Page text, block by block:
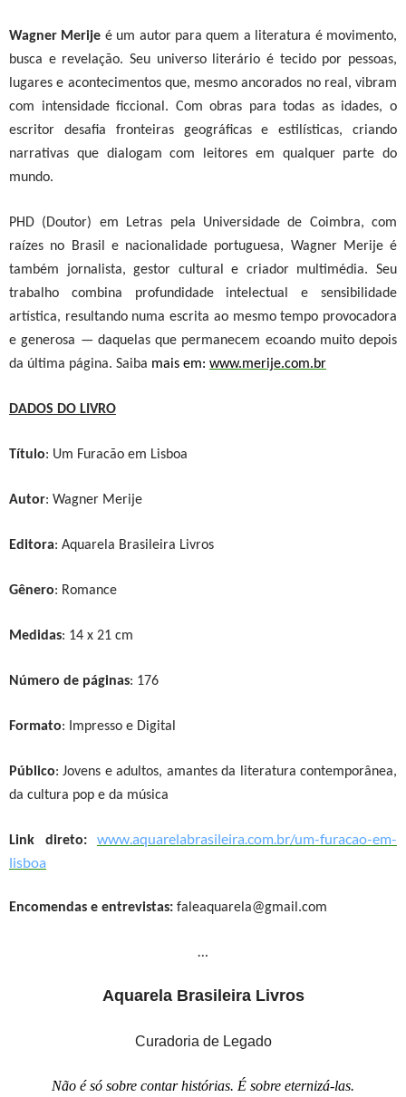
Wagner Merije é um autor para quem a literatura é movimento,
busca e revelação. Seu universo literário é tecido por pessoas,
lugares e acontecimentos que, mesmo ancorados no real, vibram
com intensidade ficcional. Com obras para todas as idades, o
escritor desafia fronteiras geográficas e estilísticas, criando
narrativas que dialogam com leitores em qualquer parte do
mundo.
PHD (Doutor) em Letras pela Universidade de Coimbra, com
raízes no Brasil e nacionalidade portuguesa, Wagner Merije é
também jornalista, gestor cultural e criador multimédia. Seu
trabalho combina profundidade intelectual e sensibilidade
artística, resultando numa escrita ao mesmo tempo provocadora
e generosa — daquelas que permanecem ecoando muito depois
da última página. Saiba mais em: www.merije.com.br
DADOS DO LIVRO
Título: Um Furacão em Lisboa
Autor: Wagner Merije
Editora: Aquarela Brasileira Livros
Gênero: Romance
Medidas: 14 x 21 cm
Número de páginas: 176
Formato: Impresso e Digital
Público: Jovens e adultos, amantes da literatura contemporânea,
da cultura pop e da música
Link direto: www.aquarelabrasileira.com.br/um-furacao-em-
lisboa
Encomendas e entrevistas: faleaquarela@gmail.com
…
Aquarela Brasileira Livros
Curadoria de Legado
Não é só sobre contar histórias. É sobre eternizá-las.